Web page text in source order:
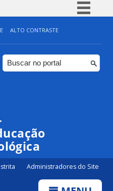
Simplifique!
Comunica BR
Participe
ALTO CONTRASTE
Administradores do Site